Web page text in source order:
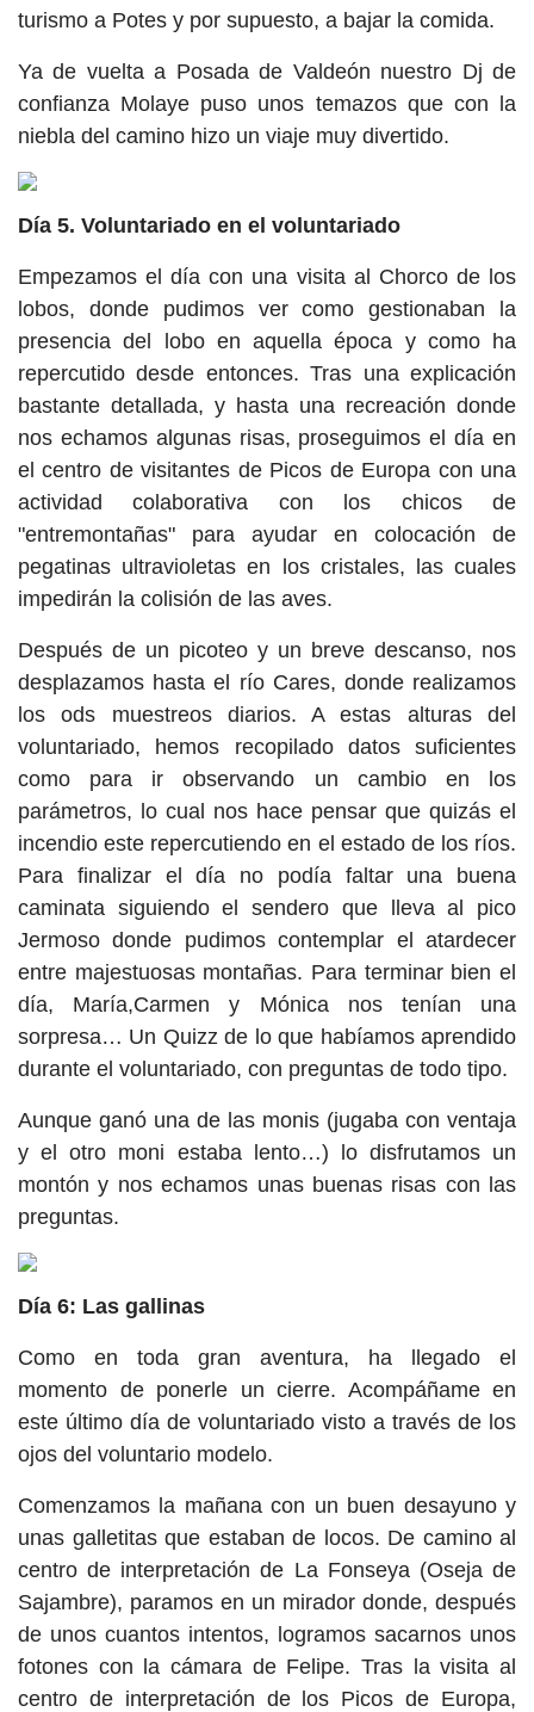
turismo a Potes y por supuesto, a bajar la comida.
Ya de vuelta a Posada de Valdeón nuestro Dj de
confianza Molaye puso unos temazos que con la
niebla del camino hizo un viaje muy divertido.
Día 5. Voluntariado en el voluntariado
Empezamos el día con una visita al Chorco de los
lobos, donde pudimos ver como gestionaban la
presencia del lobo en aquella época y como ha
repercutido desde entonces. Tras una explicación
bastante detallada, y hasta una recreación donde
nos echamos algunas risas, proseguimos el día en
el centro de visitantes de Picos de Europa con una
actividad colaborativa con los chicos de
"entremontañas" para ayudar en colocación de
pegatinas ultravioletas en los cristales, las cuales
impedirán la colisión de las aves.
Después de un picoteo y un breve descanso, nos
desplazamos hasta el río Cares, donde realizamos
los ods muestreos diarios. A estas alturas del
voluntariado, hemos recopilado datos suficientes
como para ir observando un cambio en los
parámetros, lo cual nos hace pensar que quizás el
incendio este repercutiendo en el estado de los ríos.
Para finalizar el día no podía faltar una buena
caminata siguiendo el sendero que lleva al pico
Jermoso donde pudimos contemplar el atardecer
entre majestuosas montañas. Para terminar bien el
día, María,Carmen y Mónica nos tenían una
sorpresa… Un Quizz de lo que habíamos aprendido
durante el voluntariado, con preguntas de todo tipo.
Aunque ganó una de las monis (jugaba con ventaja
y el otro moni estaba lento…) lo disfrutamos un
montón y nos echamos unas buenas risas con las
preguntas.
Día 6: Las gallinas
Como en toda gran aventura, ha llegado el
momento de ponerle un cierre. Acompáñame en
este último día de voluntariado visto a través de los
ojos del voluntario modelo.
Comenzamos la mañana con un buen desayuno y
unas galletitas que estaban de locos. De camino al
centro de interpretación de La Fonseya (Oseja de
Sajambre), paramos en un mirador donde, después
de unos cuantos intentos, logramos sacarnos unos
fotones con la cámara de Felipe. Tras la visita al
centro de interpretación de los Picos de Europa,